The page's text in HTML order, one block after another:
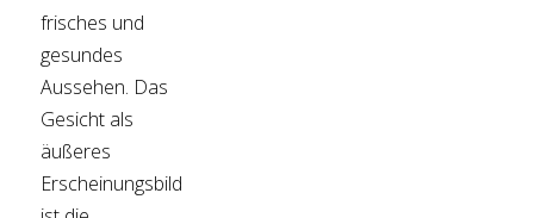
frisches und
gesundes
Aussehen. Das
Gesicht als
äußeres
Erscheinungsbild